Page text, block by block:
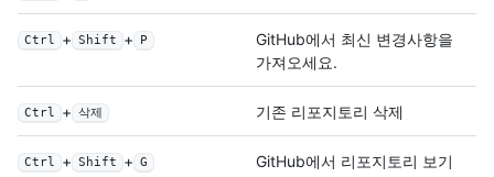
Ctrl + Shift + P
GitHub에서 최신 변경사항을
가져오세요.
Ctrl + 삭제 기존 리포지토리 삭제
Ctrl + Shift + G GitHub에서 리포지토리 보기